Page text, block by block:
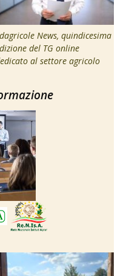
News, quindicesima
del TG online
al settore agricolo